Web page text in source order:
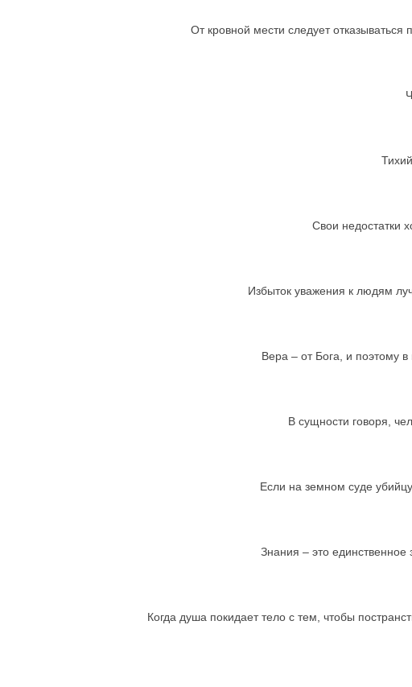
От кровной мести следует
Свои недостатки
Избыток уважения к людям
Вера – от Бога, и поэтому
В сущности говоря,
Если на земном суде
Знания – это единственное
Когда душа покидает тело с тем, чтобы